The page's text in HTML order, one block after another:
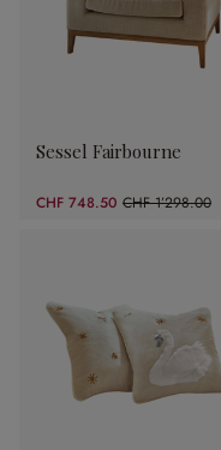
Sessel Fairbourne
CHF 748.50 CHF 1’298.00
(42.33% gespart)